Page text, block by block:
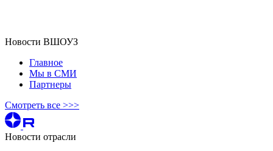
Новости ВШОУЗ
Главное
Мы в СМИ
Партнеры
Смотреть все >>>
Новости отрасли